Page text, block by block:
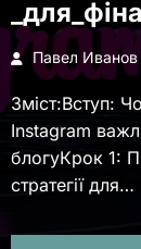
2 Павел Иванов
Зміст:Вступ:
Instagram
блогуКрок 1:
стратегії для…